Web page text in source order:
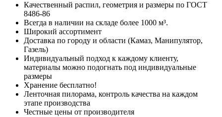
Качественный распил, геометрия и размеры по ГОСТ
8486-86
Всегда в наличии на складе более 1000 м³.
Широкий ассортимент
Доставка по городу и области (Камаз, Манипулятор,
Газель)
Индивидуальный подход к каждому клиенту,
материалы можно подогнать под индивидуальные
размеры
Хранение бесплатно!
Ленточная пилорама, контроль качества на каждом
этапе производства
Честные цены от производителя